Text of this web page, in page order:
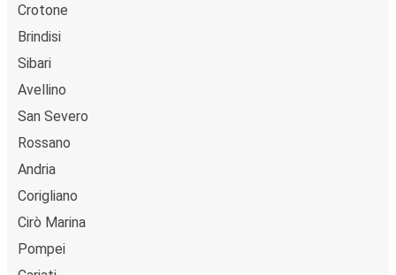
Crotone
Brindisi
Sibari
Avellino
San Severo
Rossano
Andria
Corigliano
Cirò Marina
Pompei